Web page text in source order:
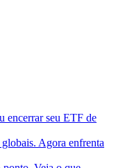
encerrar seu ETF de
Agora enfrenta